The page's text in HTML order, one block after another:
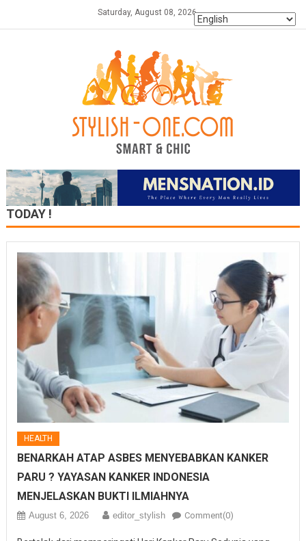
Saturday, August 08, 2026
TODAY !
HEALTH
BENARKAH ATAP ASBES MENYEBABKAN KANKER
PARU ? YAYASAN KANKER INDONESIA
MENJELASKAN BUKTI ILMIAHNYA
August 6, 2026 editor_stylish Comment(0)